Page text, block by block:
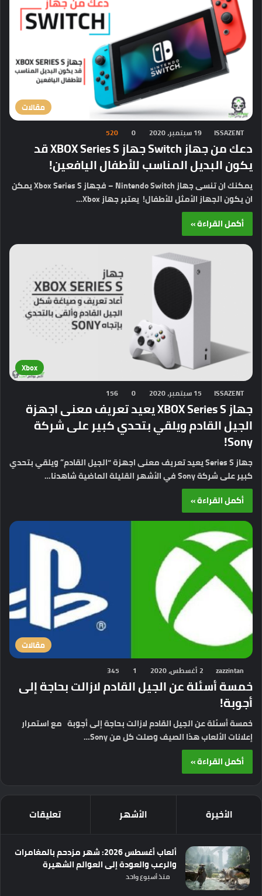
مقالات
ISSAZENT 19 سبتمبر، 2020 0
520
دعك من جهاز Switch جهاز XBOX Series S قد
يكون البديل المناسب للأطفال اليافعين!
يمكنك ان تنسى جهاز Nintendo Switch – فجهاز Xbox Series S يمكن
ان يكون الجهاز الأمثل للأطفال! يعتبر جهاز Xbox…
أكمل القراءة »
Xbox
ISSAZENT 15 سبتمبر، 2020 0
156
جهاز XBOX Series S يعيد تعريف معنى اجهزة
الجيل القادم ويلقي بتحدي كبير على شركة
Sony!
جهاز Series S يعيد تعريف معنى اجهزة “الجيل القادم” ويلقي بتحدي
كبير على شركة Sony في الأشهر القليلة الماضية شاهدنا…
أكمل القراءة »
مقالات
zazzintan 2 أغسطس، 2020 1
345
خمسة أسئلة عن الجيل القادم لازالت بحاجة إلى
أجوبة!
خمسة أسئلة عن الجيل القادم لازالت بحاجة إلى أجوبة مع استمرار
إعلانات الألعاب هذا الصيف وصلت كل من Sony…
أكمل القراءة »
الأخيرة الأشهر تعليقات
ألعاب أغسطس 2026: شهر مزدحم بالمغامرات
والرعب والعودة إلى العوالم الشهيرة
منذ أسبوع واحد